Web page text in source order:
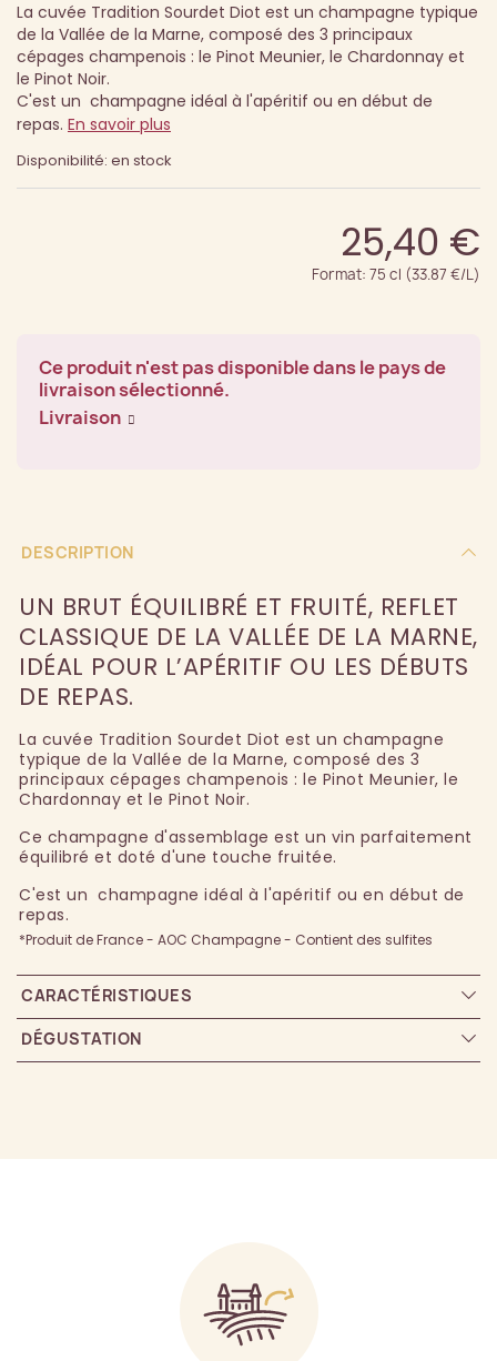
La cuvée Tradition Sourdet Diot est un champagne typique
de la Vallée de la Marne, composé des 3 principaux
cépages champenois : le Pinot Meunier, le Chardonnay et
le Pinot Noir.
C'est un champagne idéal à l'apéritif ou en début de
repas. En savoir plus
Disponibilité: en stock
25,40 €
Format: 75 cl (33.87 €/L)
Ce produit n'est pas disponible dans le pays de
livraison sélectionné.
Livraison
DESCRIPTION
UN BRUT ÉQUILIBRÉ ET FRUITÉ, REFLET
CLASSIQUE DE LA VALLÉE DE LA MARNE,
IDÉAL POUR L’APÉRITIF OU LES DÉBUTS
DE REPAS.
La cuvée Tradition Sourdet Diot est un champagne
typique de la Vallée de la Marne, composé des 3
principaux cépages champenois : le Pinot Meunier, le
Chardonnay et le Pinot Noir.
Ce champagne d'assemblage est un vin parfaitement
équilibré et doté d'une touche fruitée.
C'est un champagne idéal à l'apéritif ou en début de
repas.
*Produit de France - AOC Champagne - Contient des sulfites
CARACTÉRISTIQUES
DÉGUSTATION